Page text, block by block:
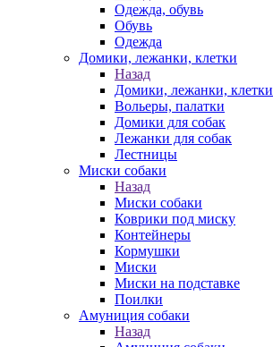
Одежда, обувь
Обувь
Одежда
Домики, лежанки, клетки
Назад
Домики, лежанки, клетки
Вольеры, палатки
Домики для собак
Лежанки для собак
Лестницы
Миски собаки
Назад
Миски собаки
Коврики под миску
Контейнеры
Кормушки
Миски
Миски на подставке
Поилки
Амуниция собаки
Назад